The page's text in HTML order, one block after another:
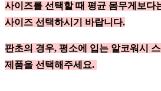
사이즈를 선택할 때 평균 몸무게보다
사이즈 선택하시기 바랍니다.
판초의 경우, 평소에 입는 알코워시
제품을 선택해주세요.